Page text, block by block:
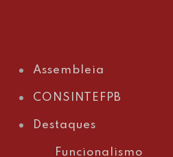
Assembleia
CONSINTEFPB
Destaques
Funcionalismo